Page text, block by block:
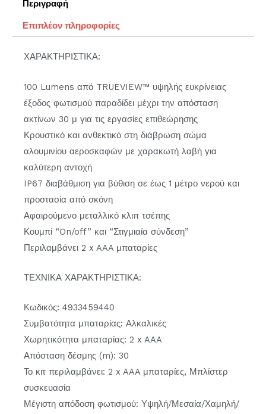
Περιγραφή
Επιπλέον πληροφορίες
ΧΑΡΑΚΤΗΡΙΣΤΙΚΑ:
100 Lumens από TRUEVIEW™ υψηλής ευκρίνειας
έξοδος φωτισμού παραδίδει μέχρι την απόσταση
ακτίνων 30 μ για τις εργασίες επιθεώρησης
Κρουστικό και ανθεκτικό στη διάβρωση σώμα
αλουμινίου αεροσκαφών με χαρακωτή λαβή για
καλύτερη αντοχή
IP67 διαβάθμιση για βύθιση σε έως 1 μέτρο νερού και
προστασία από σκόνη
Αφαιρούμενο μεταλλικό κλιπ τσέπης
Κουμπί “On/off” και “Στιγμιαία σύνδεση”
Περιλαμβάνει 2 x AAA μπαταρίες
ΤΕΧΝΙΚΑ ΧΑΡΑΚΤΗΡΙΣΤΙΚΑ:
Κωδικός: 4933459440
Συμβατότητα μπαταρίας: Αλκαλικές
Χωρητικότητα μπαταρίας: 2 x AAA
Απόσταση δέσμης (m): 30
Το κιτ περιλαμβάνει: 2 x AAA μπαταρίες, Μπλίστερ
συσκευασία
Μέγιστη απόδοση φωτισμού: Υψηλή/Μεσαία/Χαμηλή/